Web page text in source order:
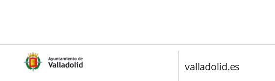
valladolid.es